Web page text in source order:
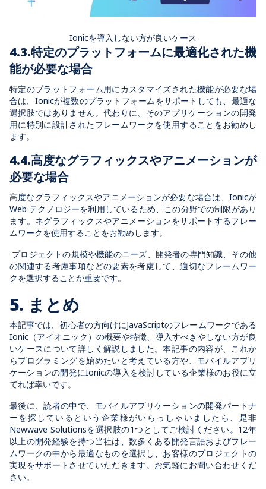
Ionicを導入しない方が良いケース
4.3.特定のプラットフォームに最適化された機
能が必要な場合
特定のプラットフォーム用にカスタマイズされた機能が必要な場
合は、Ionicが複数のプラットフォームをサポートしても、最適な
選択肢ではありません。代わりに、そのアプリケーションの開発
用に特別に設計されたフレームワークを使用することをお勧めし
ます。
4.4.高度なグラフィックスやアニメーションが
必要な場合
高度なグラフィックスやアニメーションが必要な場合は、Ionicが
Web テクノロジーを利用しているため、この分野での制限があり
ます。ネグラフィックスやアニメーションをサポートするフレー
ムワークを使用することをお勧めします。
プロジェクトの規模や機能のニーズ、開発者の専門知識、その他
の関連する考慮事項などの要素を考慮して、適切なフレームワー
クを選択することが重要です。
5. まとめ
本記事では、初心者の方向けにJavaScriptのフレームワークである
Ionic（アイオニック）の概要や特徴、導入すべきやしない方が良
いケースについて詳しく解説しました。本記事の内容が、これか
らプログラミングを始めたいと考えている方や、モバイルアプリ
ケーションの開発にIonicの導入を検討している企業様のお役に立
てれば幸いです。
最後に、読者の中で、モバイルアプリケーションの開発パートナ
ーを探しているという企業様がいらっしゃいましたら、是非
Newwave Solutionsを選択肢の1つとしてご検討ください。12年
以上の開発経験を持つ当社は、数多くある開発言語およびフレー
ムワークの中から最適なものを選択し、お客様のプロジェクトの
実現をサポートさせていただきます。お気軽にお問い合わせくだ
さい。